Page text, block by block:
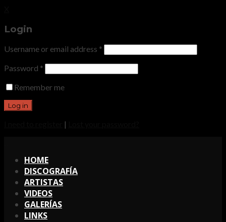
Login
Username or email address *
Password *
Remember me
|
HOME
DISCOGRAFÍA
ARTISTAS
VIDEOS
GALERÍAS
LINKS